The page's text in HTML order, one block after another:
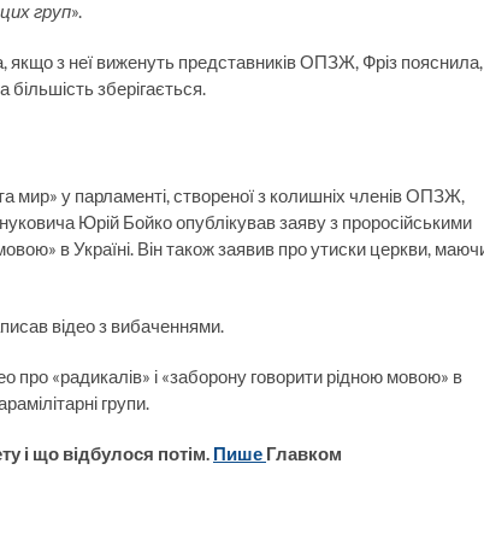
груп».
з неї виженуть представників ОПЗЖ, Фріз пояснила,
зберігається.
мир» у парламенті, створеної з колишніх членів ОПЗЖ,
Юрій Бойко опублікував заяву з проросійськими
в Україні. Він також заявив про утиски церкви,
відео з вибаченнями.
про «радикалів» і «заборону говорити рідною мовою» в
групи.
і що відбулося потім. Пише Главком